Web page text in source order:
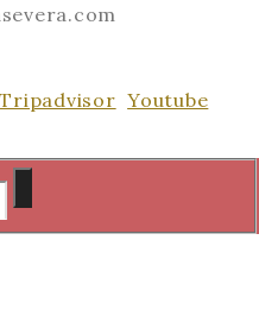
Tripadvisor Youtube